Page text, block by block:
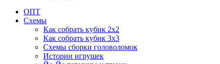
ОПТ
Схемы
Как собрать кубик 2х2
Как собрать кубик 3х3
Схемы сборки головоломок
Истории игрушек